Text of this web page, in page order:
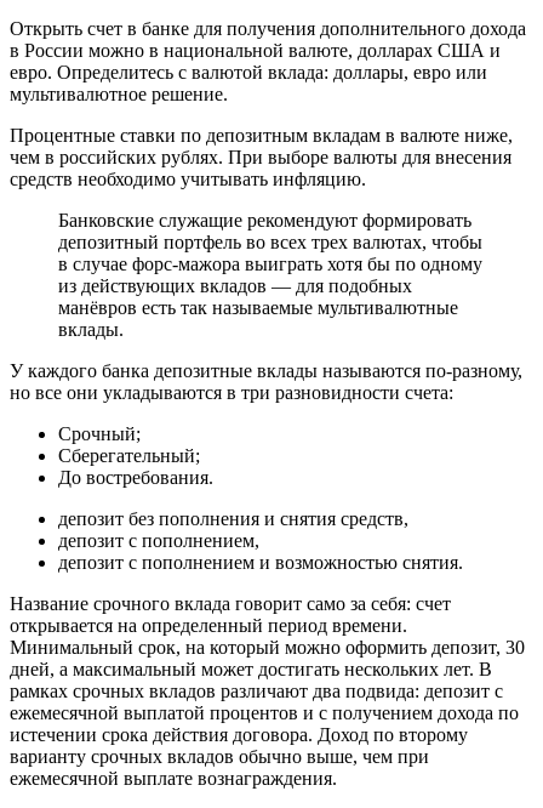
Открыть счет в банке для получения дополнительного дохода
в России можно в национальной валюте, долларах США и
евро. Определитесь с валютой вклада: доллары, евро или
мультивалютное решение.
Процентные ставки по депозитным вкладам в валюте ниже,
чем в российских рублях. При выборе валюты для внесения
средств необходимо учитывать инфляцию.
Банковские служащие рекомендуют формировать
депозитный портфель во всех трех валютах, чтобы
в случае форс-мажора выиграть хотя бы по одному
из действующих вкладов — для подобных
манёвров есть так называемые мультивалютные
вклады.
У каждого банка депозитные вклады называются по-разному,
но все они укладываются в три разновидности счета:
Срочный;
Сберегательный;
До востребования.
депозит без пополнения и снятия средств,
депозит с пополнением,
депозит с пополнением и возможностью снятия.
Название срочного вклада говорит само за себя: счет
открывается на определенный период времени.
Минимальный срок, на который можно оформить депозит, 30
дней, а максимальный может достигать нескольких лет. В
рамках срочных вкладов различают два подвида: депозит с
ежемесячной выплатой процентов и с получением дохода по
истечении срока действия договора. Доход по второму
варианту срочных вкладов обычно выше, чем при
ежемесячной выплате вознаграждения.